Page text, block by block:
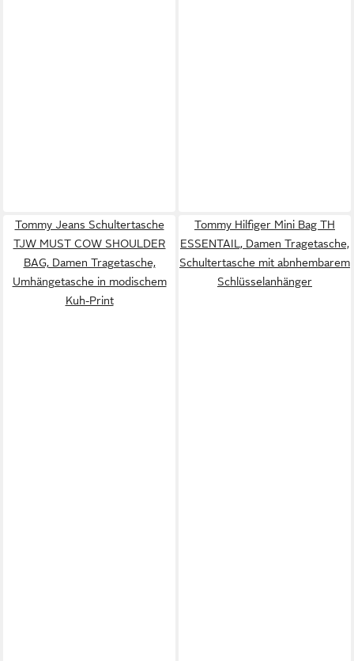
Tommy Jeans Schultertasche
TJW MUST COW SHOULDER
BAG, Damen Tragetasche,
Umhängetasche in modischem
Kuh-Print
Tommy Hilfiger Mini Bag TH
ESSENTAIL, Damen Tragetasche,
Schultertasche mit abnhembarem
Schlüsselanhänger